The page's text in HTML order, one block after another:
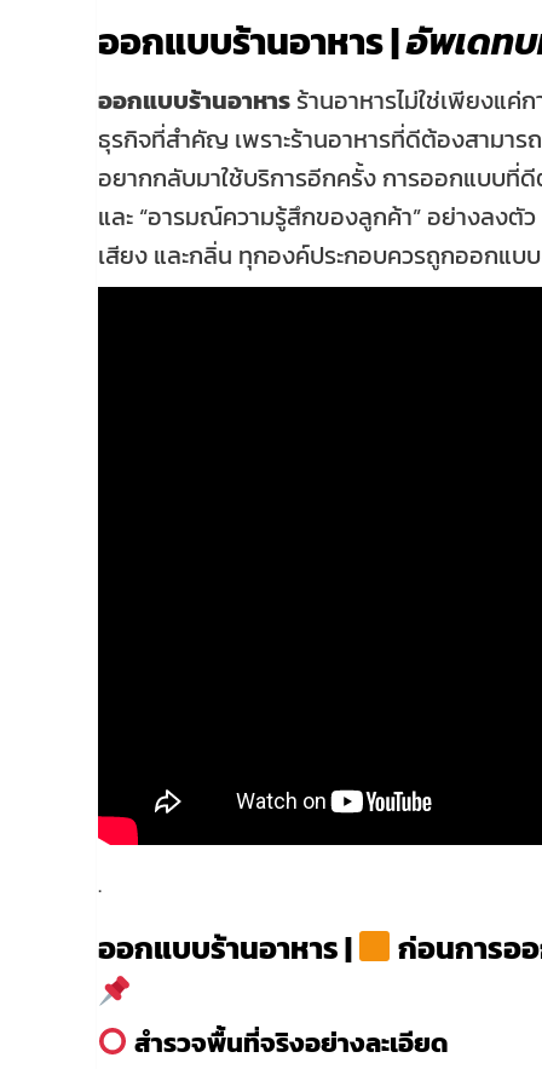
ออกแบบร้านอาหาร |อัพเดท
ออกแบบร้านอาหารร้านอาหารไม่ใช่เพียงแค่
ธุรกิจที่สำคัญ เพราะร้านอาหารที่ดีต้องสามาร
อยากกลับมาใช้บริการอีกครั้ง การออกแบบที่
และ “อารมณ์ความรู้สึกของลูกค้า” อย่างลงตั
เสียง และกลิ่น ทุกองค์ประกอบควรถูกออกแบ
.
ออกแบบร้านอาหาร | ก่อนการอ
สำรวจพื้นที่จริงอย่างละเอียด